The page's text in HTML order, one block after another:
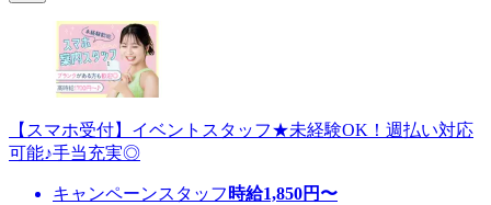
【スマホ受付】イベントスタッフ★未経験OK！週払い対応
可能♪手当充実◎
キャンペーンスタッフ 時給1,850円〜